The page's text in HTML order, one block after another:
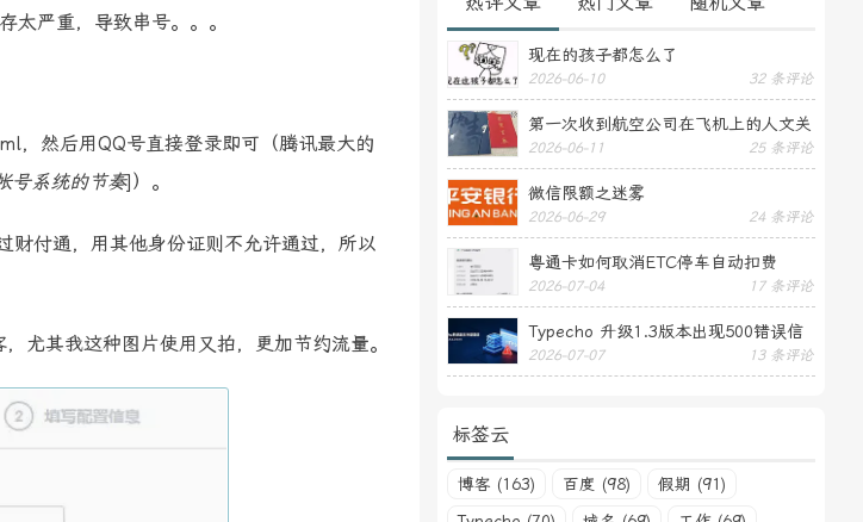
太严重，导致串号。。。
然后用QQ号直接登录即可（腾讯最大的
号系统的节奏]）。
财付通，用其他身份证则不允许通过，所以
尤其我这种图片使用又拍，更加节约流量。
现在的孩子都怎么了
2026-06-10 32 条评论
第一次收到航空公司在飞机上的人文关
怀——送生日贺卡
2026-06-11 25 条评论
微信限额之迷雾
2026-06-29 24 条评论
粤通卡如何取消ETC停车自动扣费
2026-07-04 17 条评论
Typecho 升级1.3版本出现500错误信
息
2026-07-07 13 条评论
标签云
博客 (163) 百度 (98)
假期 (91)